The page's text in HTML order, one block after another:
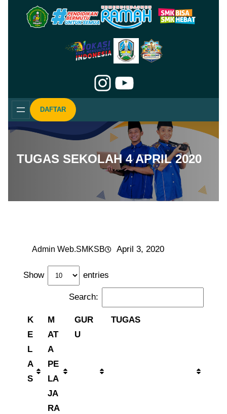
Instagram
YouTube
DAFTAR
TUGAS SEKOLAH 4 APRIL 2020
Admin Web.SMKSB April 3, 2020
Show entries
Search:
K
E
L
A
S
M
AT
A
PE
LA
JA
RA
GUR
U
TUGAS